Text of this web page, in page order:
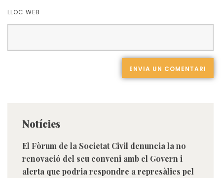
LLOC WEB
Notícies
El Fòrum de la Societat Civil denuncia la no
renovació del seu conveni amb el Govern i
alerta que podria respondre a represàlies pel